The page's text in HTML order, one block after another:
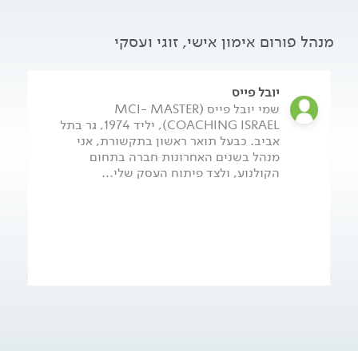
מיתרונותיו של האימון הוא השימוש באלמנטים שכבר הוכיחו את
עצמם ליצירת מתודולוגיה מרכזית מנצחת.
מנהל פורום אימון אישי, זוגי ועסקי
יובל פייס
שמי יובל פייס (MCI- MASTER
COACHING ISRAEL), יליד 1974, גר בתל
אביב. כבעל תואר ראשון בתקשורת, אני
מנהל בשנים האחרונות חברה בתחום
הקולנוע, ולצד פיתוח העסק שלי...